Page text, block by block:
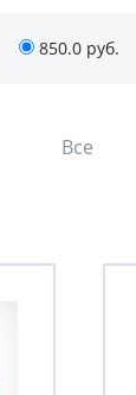
850.0 руб.
Все